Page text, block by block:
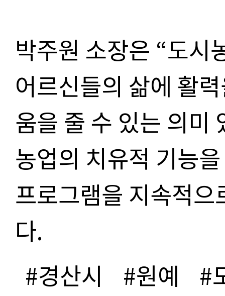
박주원 소장은 “도시
어르신들의 삶에 활
움을 줄 수 있는 의미
농업의 치유적 기능
프로그램을 지속적
다.
#경산시 #원예
#